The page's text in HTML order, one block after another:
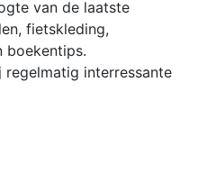
van de laatste
fietskleding,
boekentips.
regelmatig interressante